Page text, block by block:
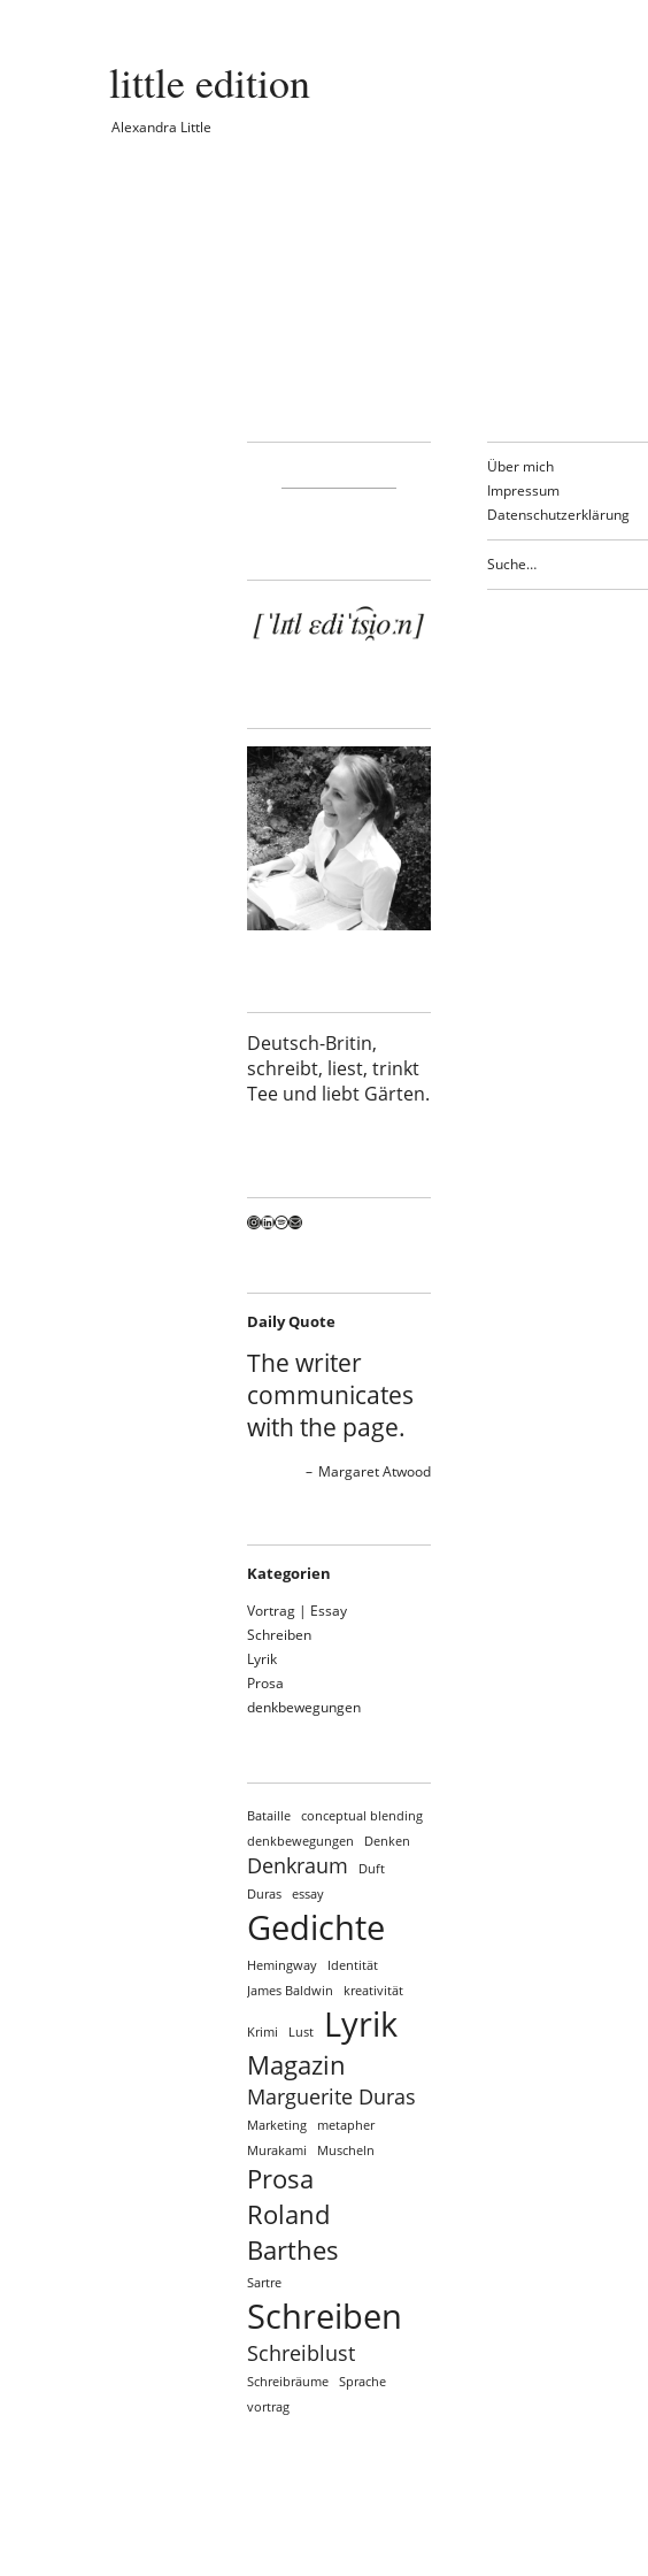
little edition
Alexandra Little
Über mich
Impressum
Datenschutzerklärung
Deutsch-Britin,
schreibt, liest, trinkt
Tee und liebt Gärten.
Instagram
LinkedIn
Spotify
E-Mail
Daily Quote
The writer
communicates
with the page.
Margaret Atwood
Kategorien
Vortrag | Essay
Schreiben
Lyrik
Prosa
denkbewegungen
Bataille
conceptual blending
denkbewegungen
Denken
Denkraum
Duft
Duras
essay
Gedichte
Hemingway
Identität
James Baldwin
kreativität
Krimi Lust Lyrik
Magazin
Marguerite Duras
Marketing
metapher
Murakami
Muscheln
Prosa
Roland
Barthes
Sartre
Schreiben
Schreiblust
Schreibräume
Sprache
vortrag